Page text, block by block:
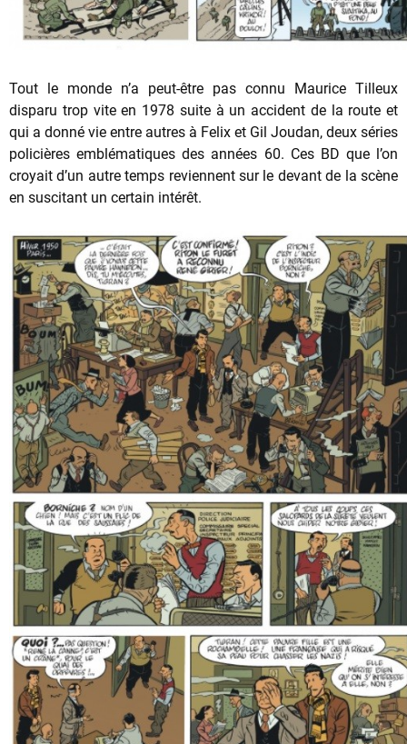
Tout le monde n’a peut-être pas connu Maurice Tilleux
disparu trop vite en 1978 suite à un accident de la route et
qui a donné vie entre autres à Felix et Gil Joudan, deux séries
policières emblématiques des années 60. Ces BD que l’on
croyait d’un autre temps reviennent sur le devant de la scène
en suscitant un certain intérêt.